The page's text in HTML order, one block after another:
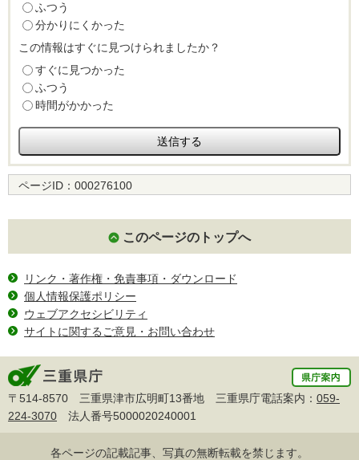
ふつう
分かりにくかった
この情報はすぐに見つけられましたか？
すぐに見つかった
ふつう
時間がかかった
ページID： 000276100
このページのトップへ
リンク・著作権・免責事項・ダウンロード
個人情報保護ポリシー
ウェブアクセシビリティ
サイトに関するご意見・お問い合わせ
〒514-8570 三重県津市広明町13番地 三重県庁電話案内： 059-
224-3070 法人番号5000020240001
各ページの記載記事、写真の無断転載を禁じます。